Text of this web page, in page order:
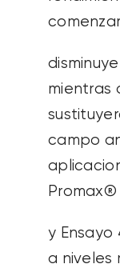
mientras
campo
Promax®
y Ensayo
a niveles